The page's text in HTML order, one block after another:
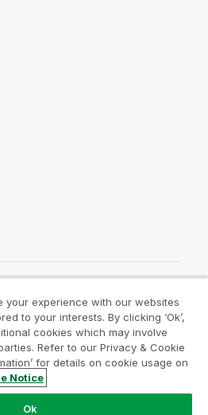
Legal Policies
약관
your experience with our websites
to your interests. By clicking ‘Ok’,
cookies which may involve
Refer to our Privacy & Cookie
for details on cookie usage on
Notice
Ok